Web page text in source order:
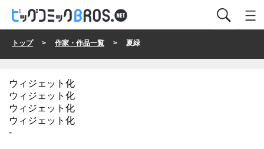
トップ> 作家・作品一覧 > 夏緑
ウィジェット化
ウィジェット化
ウィジェット化
ウィジェット化
-